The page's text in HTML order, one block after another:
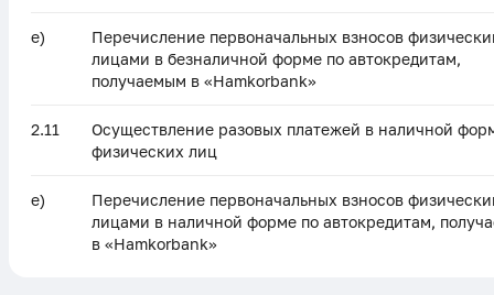
е)
Перечисление первоначальных взносов
лицами в безналичной форме по автокредитам,
получаемым в «Hamkorbank»
2.11
Осуществление разовых платежей в наличной
физических лиц
e)
Перечисление первоначальных взносов
лицами в наличной форме по автокредитам,
в «Hamkorbank»